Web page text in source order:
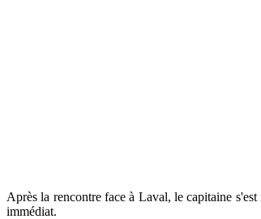
Après la rencontre face à Laval, le capitaine
immédiat.